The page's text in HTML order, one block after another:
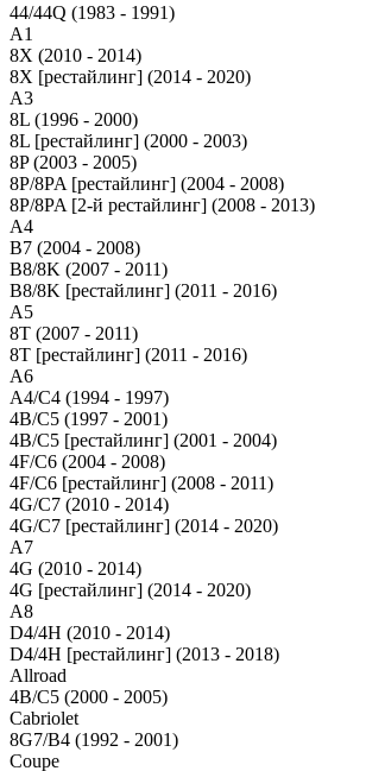
44/44Q (1983 - 1991)
A1
8X (2010 - 2014)
8X [рестайлинг] (2014 - 2020)
A3
8L (1996 - 2000)
8L [рестайлинг] (2000 - 2003)
8P (2003 - 2005)
8P/8PA [рестайлинг] (2004 - 2008)
8P/8PA [2-й рестайлинг] (2008 - 2013)
A4
B7 (2004 - 2008)
B8/8K (2007 - 2011)
B8/8K [рестайлинг] (2011 - 2016)
A5
8T (2007 - 2011)
8T [рестайлинг] (2011 - 2016)
A6
A4/C4 (1994 - 1997)
4B/C5 (1997 - 2001)
4B/C5 [рестайлинг] (2001 - 2004)
4F/C6 (2004 - 2008)
4F/C6 [рестайлинг] (2008 - 2011)
4G/C7 (2010 - 2014)
4G/C7 [рестайлинг] (2014 - 2020)
A7
4G (2010 - 2014)
4G [рестайлинг] (2014 - 2020)
A8
D4/4H (2010 - 2014)
D4/4H [рестайлинг] (2013 - 2018)
Allroad
4B/C5 (2000 - 2005)
Cabriolet
8G7/B4 (1992 - 2001)
Coupe